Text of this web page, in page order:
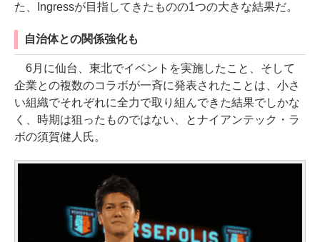
た、Ingressが目指してきたものの1つの大きな結果だ。
自治体との関係強化も
6月に仙台、東北でイベントを実施したこと、そして
企業との複数のコラボが一斉に発表されたことは、小さ
い組織でそれぞれに全力で取り組んできた結果でしかな
く、時期は狙ったものではない、とナイアンテック・ラ
ボの須賀健人氏。